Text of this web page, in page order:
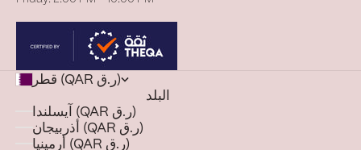
قطر (QAR ر.ق)
البلد
آيسلندا (QAR ر.ق)
أذربيجان (QAR ر.ق)
أرمينيا (QAR ر.ق)